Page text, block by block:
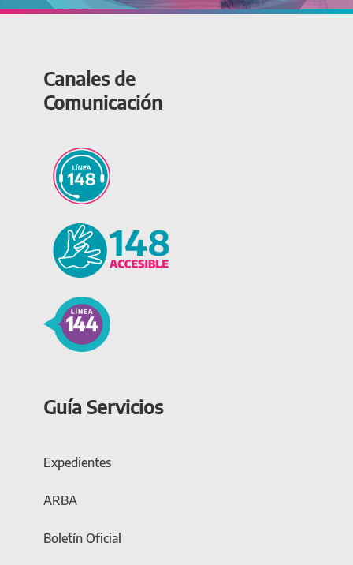
Canales de
Comunicación
Guía Servicios
Expedientes
ARBA
Boletín Oficial